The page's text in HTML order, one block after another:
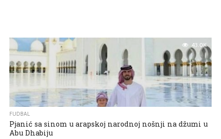
43.0K
FUDBAL
Pjanić sa sinom u arapskoj narodnoj nošnji na džumi u
Abu Dhabiju